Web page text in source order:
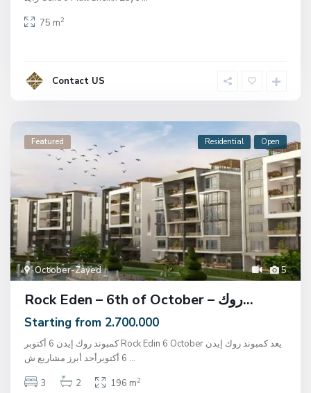
75 m2
Contact US
5
October-Zayed
Featured Residential Open
Rock Eden – 6th of October – روك...
Starting from 2.700.000
كمبوند روك إيدن 6 أكتوبر Rock Edin 6 October يعد كمبوند روك إيدن
...
3
2 196 m2